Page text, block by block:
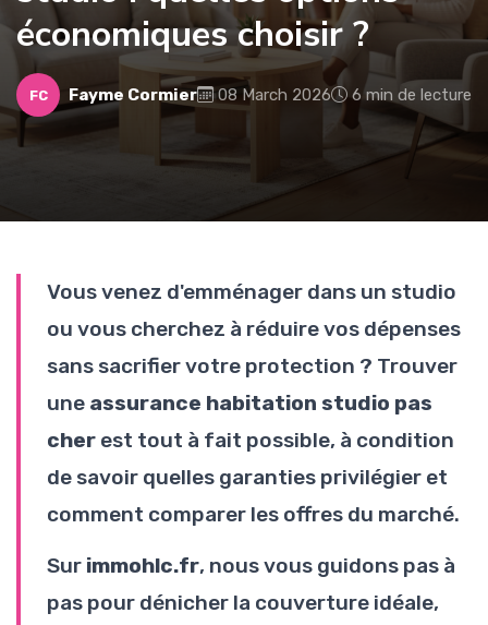
économiques choisir ?
FC Fayme Cormier 08 March 2026 6 min de lecture
Vous venez d'emménager dans un studio
ou vous cherchez à réduire vos dépenses
sans sacrifier votre protection ? Trouver
une assurance habitation studio pas
cher est tout à fait possible, à condition
de savoir quelles garanties privilégier et
comment comparer les offres du marché.
Sur immohlc.fr, nous vous guidons pas à
pas pour dénicher la couverture idéale,